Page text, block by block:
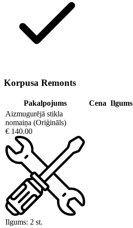
Korpusa Remonts
Pakalpojums Cena Ilgums
Aizmugurējā stikla
nomaiņa (Oriģināls)
€ 140.00
Ilgums: 2 st.